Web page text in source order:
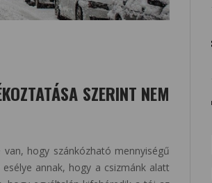
SZERINT NEM
hogy szánkózható mennyiségű
annak, hogy a csizmánk alatt